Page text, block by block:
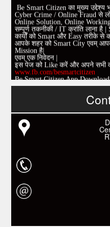
Be Smart Citizen का मुख्य उद्देश्य
Cyber Crime / Online Fraud से
Online Solution, Online
सम्पूर्ण तकनीकी / IT क्रांति लाना है
कार्यों को Smart और Easy तरीके से
आपके शहर को Smart City एवम्
Mission है|
एवम् एक निवेदन |
इस पेज को Like करें और अपने सभी
www.fb.com/besmartcitizen
Be Smart Citizen App
https://goo.gl/fhmp6D
यदि आप को इस App में कुछ भी